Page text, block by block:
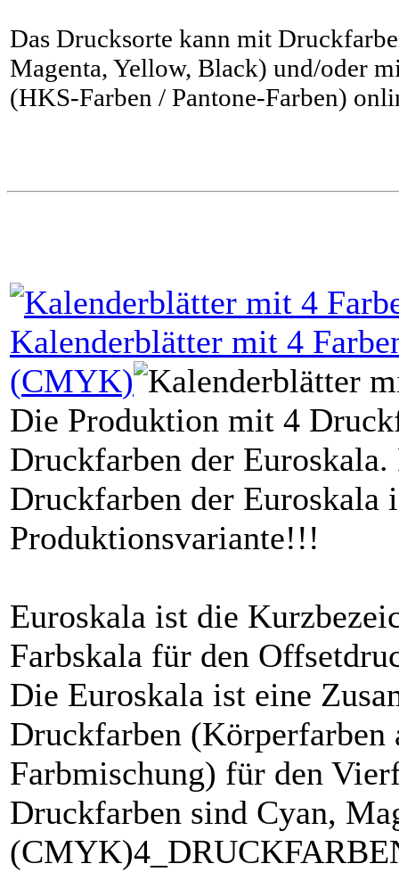
Das Drucksorte kann mit
Magenta, Yellow, Black) und/oder
(HKS-Farben / Pantone-Farben)
Kalenderblätter mit 4
(CMYK)
Die Produktion mit 4
Druckfarben der
Druckfarben der Euroskala
Produktionsvariante!!!
Euroskala ist die
Farbskala für den
Die Euroskala ist eine
Druckfarben (Körperfarben
Farbmischung) für den
Druckfarben sind Cyan,